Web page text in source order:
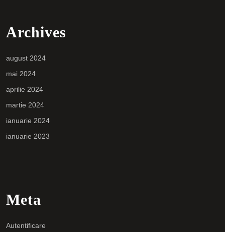
Archives
august 2024
mai 2024
aprilie 2024
martie 2024
ianuarie 2024
ianuarie 2023
Meta
Autentificare